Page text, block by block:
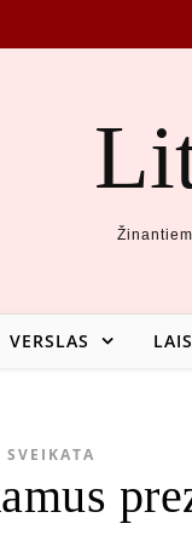
VERSLAS
SVEIKATA